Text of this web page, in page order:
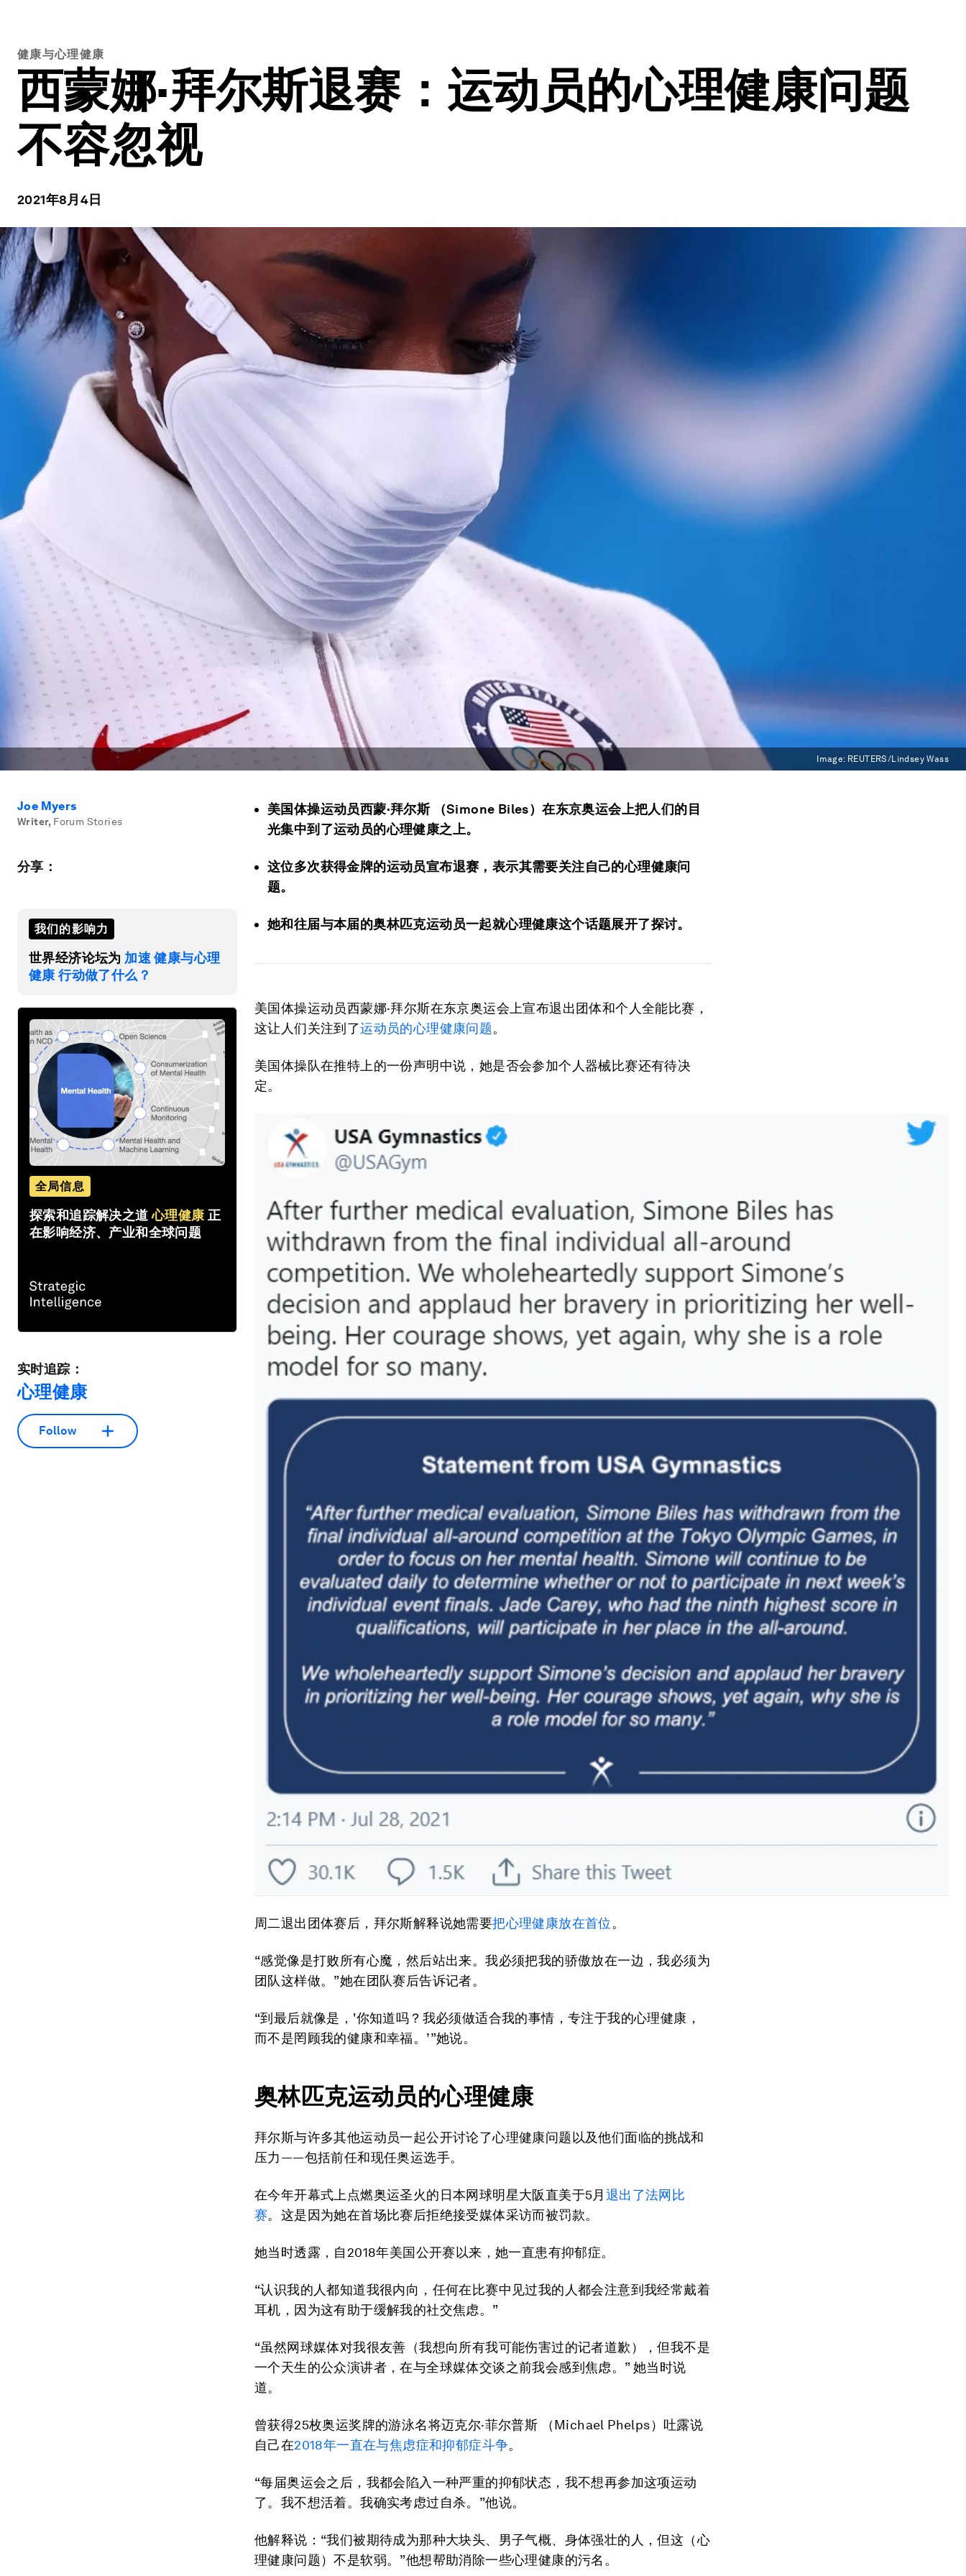
健康与心理健康
西蒙娜·拜尔斯退赛：运动员的心理健康问题
不容忽视
2021年8月4日
Image: REUTERS/Lindsey Wass
Joe Myers
Writer, Forum Stories
分享：
我们的影响力
世界经济论坛为 加速 健康与心理
健康 行动做了什么？
全局信息
探索和追踪解决之道 心理健康 正
在影响经济、产业和全球问题
实时追踪：
心理健康
Follow
美国体操运动员西蒙·拜尔斯 （Simone Biles）在东京奥运会上把人们的目
光集中到了运动员的心理健康之上。
这位多次获得金牌的运动员宣布退赛，表示其需要关注自己的心理健康问
题。
她和往届与本届的奥林匹克运动员一起就心理健康这个话题展开了探讨。
美国体操运动员西蒙娜·拜尔斯在东京奥运会上宣布退出团体和个人全能比赛，
这让人们关注到了运动员的心理健康问题。
美国体操队在推特上的一份声明中说，她是否会参加个人器械比赛还有待决
定。
周二退出团体赛后，拜尔斯解释说她需要把心理健康放在首位。
“感觉像是打败所有心魔，然后站出来。我必须把我的骄傲放在一边，我必须为
团队这样做。”她在团队赛后告诉记者。
“到最后就像是，'你知道吗？我必须做适合我的事情，专注于我的心理健康，
而不是罔顾我的健康和幸福。’”她说。
奥林匹克运动员的心理健康
拜尔斯与许多其他运动员一起公开讨论了心理健康问题以及他们面临的挑战和
压力——包括前任和现任奥运选手。
在今年开幕式上点燃奥运圣火的日本网球明星大阪直美于5月 退出了法网比
赛。这是因为她在首场比赛后拒绝接受媒体采访而被罚款。
她当时透露，自2018年美国公开赛以来，她一直患有抑郁症。
“认识我的人都知道我很内向，任何在比赛中见过我的人都会注意到我经常戴着
耳机，因为这有助于缓解我的社交焦虑。”
“虽然网球媒体对我很友善（我想向所有我可能伤害过的记者道歉），但我不是
一个天生的公众演讲者，在与全球媒体交谈之前我会感到焦虑。” 她当时说
道。
曾获得25枚奥运奖牌的游泳名将迈克尔·菲尔普斯 （Michael Phelps）吐露说
自己在2018年一直在与焦虑症和抑郁症斗争。
“每届奥运会之后，我都会陷入一种严重的抑郁状态，我不想再参加这项运动
了。我不想活着。我确实考虑过自杀。”他说。
他解释说：“我们被期待成为那种大块头、男子气概、身体强壮的人，但这（心
理健康问题）不是软弱。”他想帮助消除一些心理健康的污名。